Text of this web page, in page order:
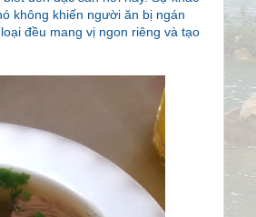
không khiến người ăn bị ngán
đều mang vị ngon riêng và tạo